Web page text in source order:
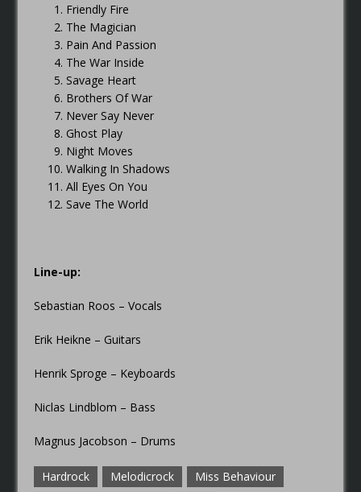
Friendly Fire
The Magician
Pain And Passion
The War Inside
Savage Heart
Brothers Of War
Never Say Never
Ghost Play
Night Moves
Walking In Shadows
All Eyes On You
Save The World
Line-up:
Sebastian Roos – Vocals
Erik Heikne – Guitars
Henrik Sproge – Keyboards
Niclas Lindblom – Bass
Magnus Jacobson – Drums
Hardrock Melodicrock
Miss Behaviour